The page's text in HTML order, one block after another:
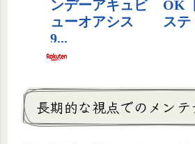
長期的な視点でのメンテ